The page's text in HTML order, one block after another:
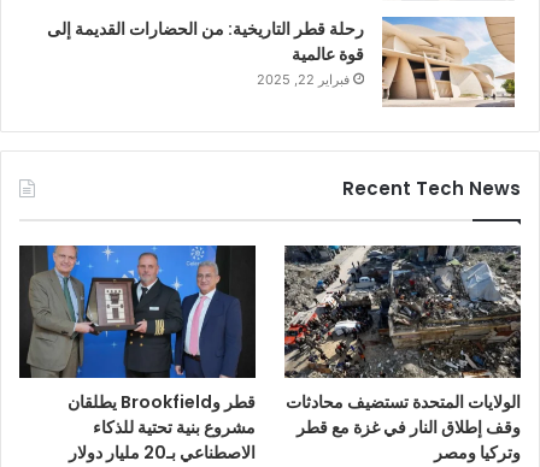
رحلة قطر التاريخية: من الحضارات القديمة إلى
قوة عالمية
فبراير 22, 2025
Recent Tech News
الولايات المتحدة تستضيف محادثات
وقف إطلاق النار في غزة مع قطر
وتركيا ومصر
قطر وBrookfield يطلقان
مشروع بنية تحتية للذكاء
الاصطناعي بـ20 مليار دولار